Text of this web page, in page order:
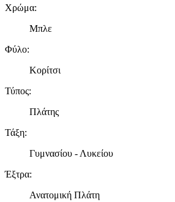
Χρώμα:
Μπλε
Φύλο:
Κορίτσι
Τύπος:
Πλάτης
Τάξη:
Γυμνασίου - Λυκείου
Έξτρα:
Ανατομική Πλάτη